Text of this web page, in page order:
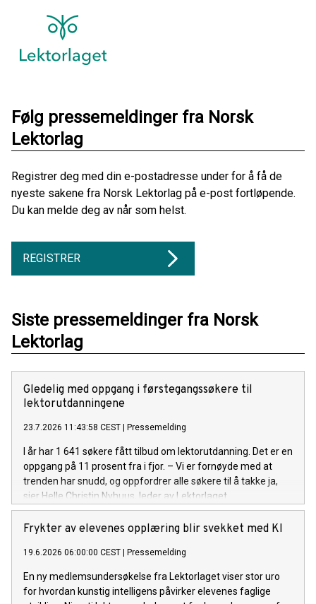
Følg pressemeldinger fra Norsk
Lektorlag
Registrer deg med din e-postadresse under for å få de
nyeste sakene fra Norsk Lektorlag på e-post fortløpende.
Du kan melde deg av når som helst.
REGISTRER
Siste pressemeldinger fra Norsk
Lektorlag
Gledelig med oppgang i førstegangssøkere til
lektorutdanningene
23.7.2026 11:43:58 CEST Pressemelding
I år har 1 641 søkere fått tilbud om lektorutdanning. Det er en
oppgang på 11 prosent fra i fjor. – Vi er fornøyde med at
trenden har snudd, og oppfordrer alle søkere til å takke ja,
sier Helle Christin Nyhuus, leder av Lektorlaget.
Frykter av elevenes opplæring blir svekket med KI
19.6.2026 06:00:00 CEST Pressemelding
En ny medlemsundersøkelse fra Lektorlaget viser stor uro
for hvordan kunstig intelligens påvirker elevenes faglige